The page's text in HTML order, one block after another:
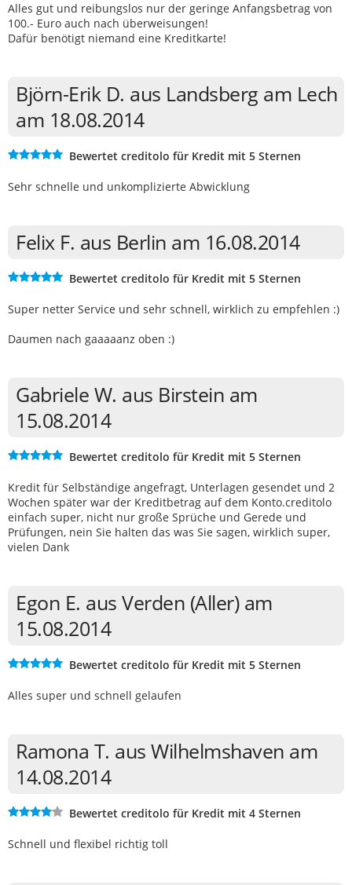
Alles gut und reibungslos nur der geringe Anfangsbetrag von
100.- Euro auch nach überweisungen!
Dafür benötigt niemand eine Kreditkarte!
Björn-Erik D. aus Landsberg am Lech
am 18.08.2014
Bewertet creditolo für Kredit mit 5 Sternen
Sehr schnelle und unkomplizierte Abwicklung
Felix F. aus Berlin am 16.08.2014
Bewertet creditolo für Kredit mit 5 Sternen
Super netter Service und sehr schnell, wirklich zu empfehlen :)
Daumen nach gaaaaanz oben :)
Gabriele W. aus Birstein am
15.08.2014
Bewertet creditolo für Kredit mit 5 Sternen
Kredit für Selbständige angefragt, Unterlagen gesendet und 2
Wochen später war der Kreditbetrag auf dem Konto.creditolo
einfach super, nicht nur große Sprüche und Gerede und
Prüfungen, nein Sie halten das was Sie sagen, wirklich super,
vielen Dank
Egon E. aus Verden (Aller) am
15.08.2014
Bewertet creditolo für Kredit mit 5 Sternen
Alles super und schnell gelaufen
Ramona T. aus Wilhelmshaven am
14.08.2014
Bewertet creditolo für Kredit mit 4 Sternen
Schnell und flexibel richtig toll